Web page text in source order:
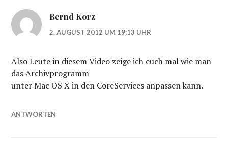
Bernd Korz
2. AUGUST 2012 UM 19:13 UHR
Also Leute in diesem Video zeige ich euch mal wie man
das Archivprogramm
unter Mac OS X in den CoreServices anpassen kann.
ANTWORTEN